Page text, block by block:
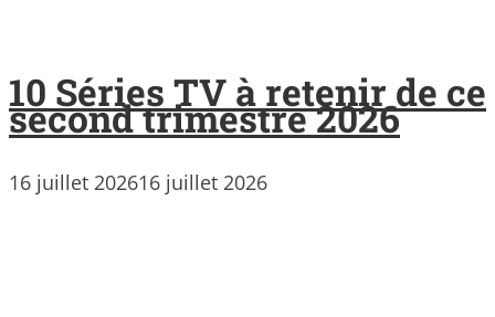
10 Séries TV à retenir de ce
second trimestre 2026
16 juillet 202616 juillet 2026